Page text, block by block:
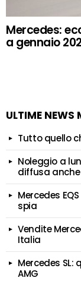
Mercedes:
a gennaio
ULTIME NEWS
Tutto quello
Noleggio a
diffusa
Mercedes
spia
Vendite
Italia
Mercedes
AMG